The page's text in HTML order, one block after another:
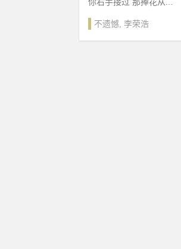
不遗憾 李荣浩